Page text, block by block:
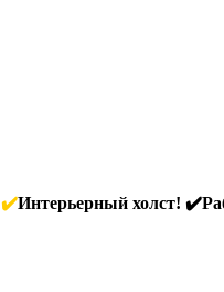
✔️Интерьерный холст!